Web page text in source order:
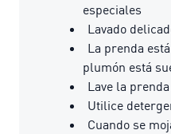
especiales
Lavado
La prenda
plumón está
Lave la
Utilice
Cuando se